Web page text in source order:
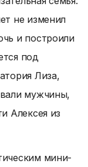
не изменил
и построили
под
Лиза,
мужчины,
Алексея из
мини-